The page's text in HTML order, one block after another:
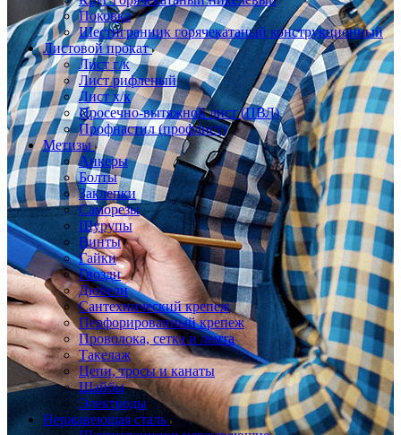
Поковка
Шестигранник горячекатаный конструкционный
Листовой прокат
Лист г/к
Лист рифленый
Лист х/к
Просечно-вытяжной лист (ПВЛ)
Профнастил (профлист)
Метизы
Анкеры
Болты
Заклепки
Саморезы
Шурупы
Винты
Гайки
Гвозди
Дюбели
Сантехнический крепеж
Перфорированный крепеж
Проволока, сетка и лента
Такелаж
Цепи, тросы и канаты
Шайбы
Электроды
Нержавеющая сталь